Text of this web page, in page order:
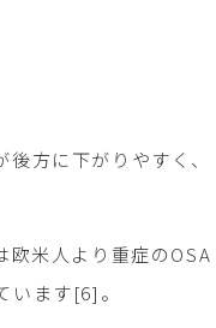
方に下がりやすく、
欧米人より重症のOSA
います[6]。